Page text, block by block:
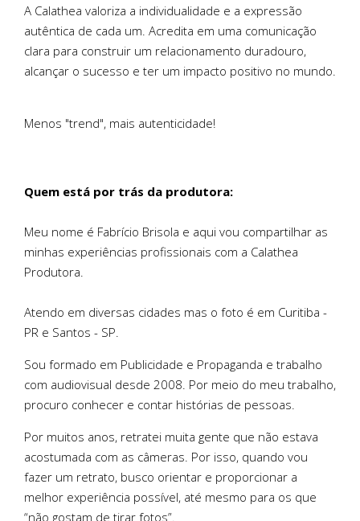
A Calathea valoriza a individualidade e a expressão
autêntica de cada um. Acredita em uma comunicação
clara para construir um relacionamento duradouro,
alcançar o sucesso e ter um impacto positivo no mundo.
Menos "trend", mais autenticidade!
Quem está por trás da produtora:
Meu nome é Fabrício Brisola e aqui vou compartilhar as
minhas experiências profissionais com a Calathea
Produtora.
Atendo em diversas cidades mas o foto é em Curitiba -
PR e Santos - SP.
Sou formado em Publicidade e Propaganda e trabalho
com audiovisual desde 2008. Por meio do meu trabalho,
procuro conhecer e contar histórias de pessoas.
Por muitos anos, retratei muita gente que não estava
acostumada com as câmeras. Por isso, quando vou
fazer um retrato, busco orientar e proporcionar a
melhor experiência possível, até mesmo para os que
“não gostam de tirar fotos”.